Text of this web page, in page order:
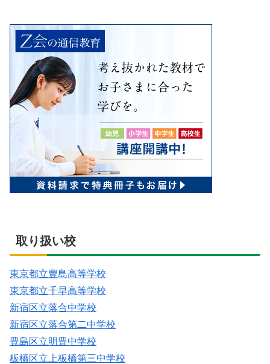
取り扱い校
東京都立豊島高等学校
東京都立千早高等学校
新宿区立落合中学校
新宿区立落合第二中学校
豊島区立明豊中学校
板橋区立上板橋第三中学校